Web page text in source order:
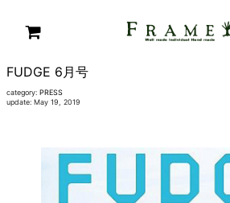
FUDGE 6月号
category: PRESS
update: May 19, 2019